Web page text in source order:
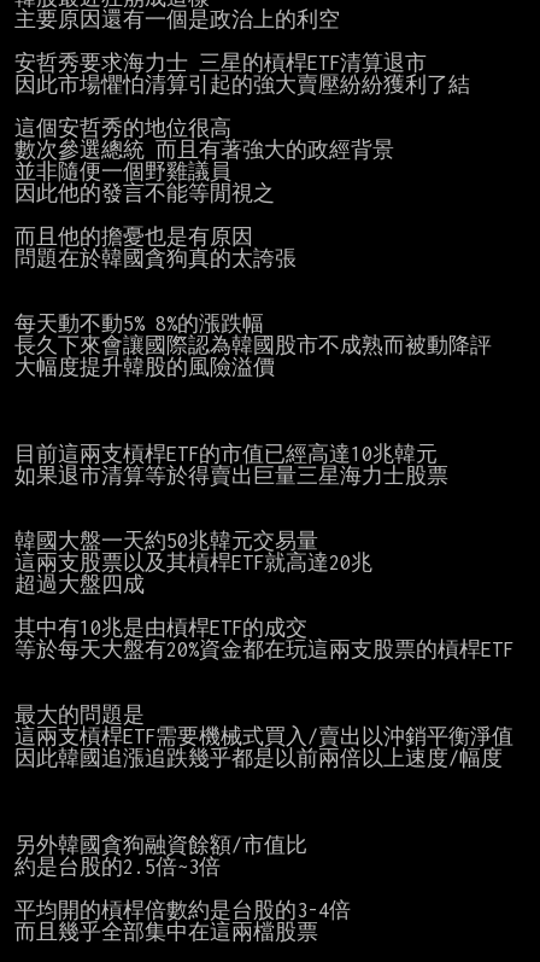
主要原因還有一個是政治上的利空
安哲秀要求海力士 三星的槓桿ETF清算退市
因此市場懼怕清算引起的強大賣壓紛紛獲利了結
這個安哲秀的地位很高
數次參選總統 而且有著強大的政經背景
並非隨便一個野雞議員
因此他的發言不能等閒視之
而且他的擔憂也是有原因
問題在於韓國貪狗真的太誇張
每天動不動5% 8%的漲跌幅
長久下來會讓國際認為韓國股市不成熟而被動降評
大幅度提升韓股的風險溢價
目前這兩支槓桿ETF的市值已經高達10兆韓元
如果退市清算等於得賣出巨量三星海力士股票
韓國大盤一天約50兆韓元交易量
這兩支股票以及其槓桿ETF就高達20兆
超過大盤四成
其中有10兆是由槓桿ETF的成交
等於每天大盤有20%資金都在玩這兩支股票的槓桿ETF
最大的問題是
這兩支槓桿ETF需要機械式買入/賣出以沖銷平衡淨值
因此韓國追漲追跌幾乎都是以前兩倍以上速度/幅度
另外韓國貪狗融資餘額/市值比
約是台股的2.5倍~3倍
平均開的槓桿倍數約是台股的3-4倍
而且幾乎全部集中在這兩檔股票